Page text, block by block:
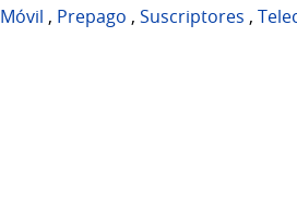
Móvil , Prepago , Suscriptores ,